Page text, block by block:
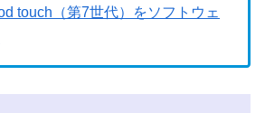
touch（第7世代）をソフトウェ